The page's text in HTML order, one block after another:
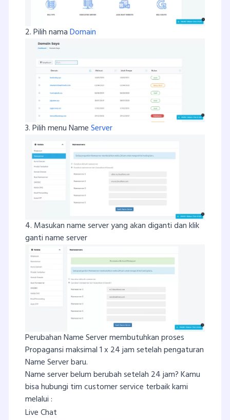
2. Pilih namaDomain
3. Pilih menu NameServer
4. Masukan name server yang akan diganti dan klik
ganti name server
Perubahan Name Server membutuhkan proses
Propagansi maksimal 1 x 24 jam setelah pengaturan
Name Server baru.
Name server belum berubah setelah 24 jam? Kamu
bisa hubungi tim customer service terbaik kami
melalui :
Live Chat